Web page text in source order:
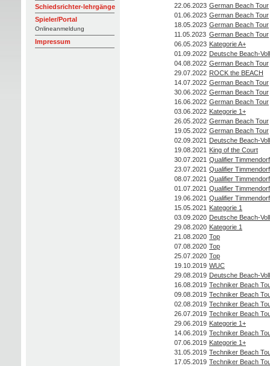
Schiedsrichter-lehrgänge
Spieler/Portal
Onlineanmeldung
Impressum
22.06.2023 German Beach Tour
01.06.2023 German Beach Tour
18.05.2023 German Beach Tour
11.05.2023 German Beach Tour
06.05.2023 Kategorie A+
01.09.2022 Deutsche Beach-
04.08.2022 German Beach Tour
29.07.2022 ROCK the BEACH
14.07.2022 German Beach Tour
30.06.2022 German Beach Tour
16.06.2022 German Beach Tour
03.06.2022 Kategorie 1+
26.05.2022 German Beach Tour
19.05.2022 German Beach Tour
02.09.2021 Deutsche Beach-
19.08.2021 King of the Court
30.07.2021 Qualifier
23.07.2021 Qualifier
08.07.2021 Qualifier
01.07.2021 Qualifier
19.06.2021 Qualifier
15.05.2021 Kategorie 1
03.09.2020 Deutsche Beach-
29.08.2020 Kategorie 1
21.08.2020 Top
07.08.2020 Top
25.07.2020 Top
19.10.2019 WUC
29.08.2019 Deutsche Beach-
16.08.2019 Techniker Beach
09.08.2019 Techniker Beach
02.08.2019 Techniker Beach
26.07.2019 Techniker Beach
29.06.2019 Kategorie 1+
14.06.2019 Techniker Beach
07.06.2019 Kategorie 1+
31.05.2019 Techniker Beach
17.05.2019 Techniker Beach